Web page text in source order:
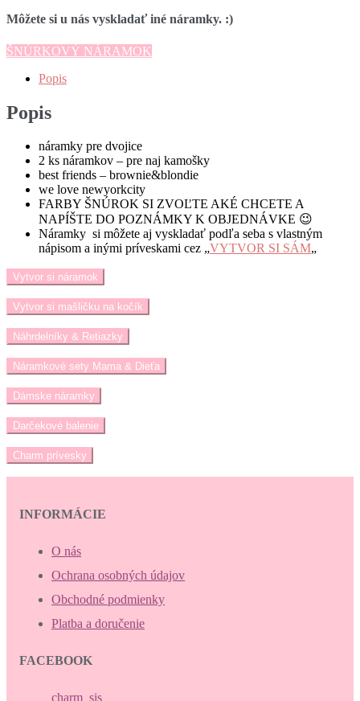
Môžete si u nás vyskladať iné náramky. :)
ŠNÚRKOVÝ NÁRAMOK
Popis
Popis
náramky pre dvojice
2 ks náramkov – pre naj kamošky
best friends – brownie&blondie
we love newyorkcity
FARBY ŠNÚROK SI ZVOĽTE AKÉ CHCETE A
NAPÍŠTE DO POZNÁMKY K OBJEDNÁVKE 😉
Náramky si môžete aj vyskladať podľa seba s vlastným
nápisom a inými príveskami cez „VYTVOR SI SÁM„
Vytvor si náramok
Vytvor si mašličku na kočík
Náhrdelníky & Retiazky
Náramkové sety Mama & Dieťa
Dámske náramky
Darčekové balenie
Charm prívesky
INFORMÁCIE
O nás
Ochrana osobných údajov
Obchodné podmienky
Platba a doručenie
FACEBOOK
charm_sis